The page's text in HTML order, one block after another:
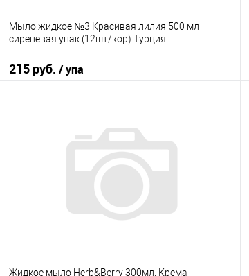
Мыло жидкое №3 Красивая лилия 500 мл
сиреневая упак (12шт/кор) Турция
215 руб. / упа
Купить в 1 клик
К сравнению
В наличии
Жидкое мыло Herb&Berry 300мл, Крема